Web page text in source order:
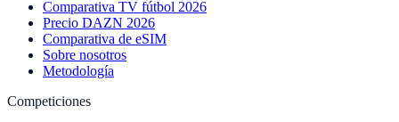
Comparativa TV fútbol 2026
Precio DAZN 2026
Comparativa de eSIM
Sobre nosotros
Metodología
Competiciones